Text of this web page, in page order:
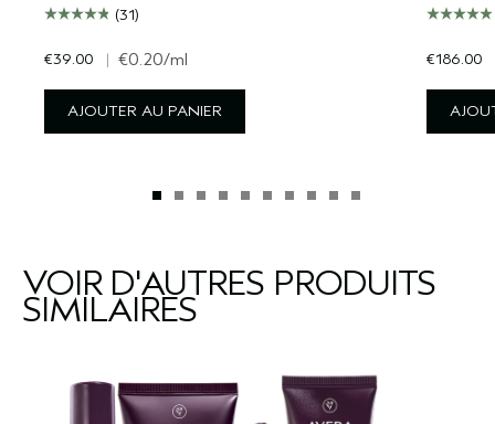
(31)
€39.00 | €0.20/ml
AJOUTER AU PANIER
€186.00
VOIR D'AUTRES PRODUITS
SIMILAIRES